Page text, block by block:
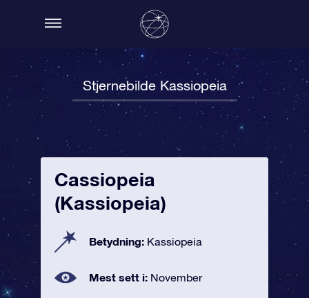
Stjernebilde Kassiopeia
Cassiopeia
(Kassiopeia)
Betydning: Kassiopeia
Mest sett i: November